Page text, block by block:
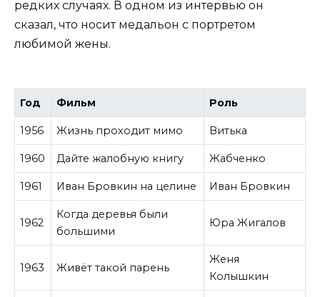
редких случаях. В одном из интервью он
сказал, что носит медальон с портретом
любимой жены.
Год Фильм Роль
1956 Жизнь проходит мимо Витька
1960 Дайте жалобную книгу Жабченко
1961 Иван Бровкин на целине Иван Бровкин
1962
Когда деревья были
большими
Юра Жигалов
1963 Живёт такой парень
Женя
Колышкин